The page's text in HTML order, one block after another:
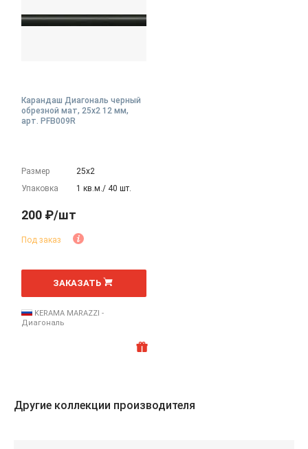
Карандаш Диагональ черный
обрезной мат, 25x2 12 мм,
арт. PFB009R
Размер
25х2
Упаковка
1 кв.м./ 40 шт.
200 ₽/шт
Под заказ
шт
ЗАКАЗАТЬ
KERAMA MARAZZI -
Диагональ
Другие коллекции производителя